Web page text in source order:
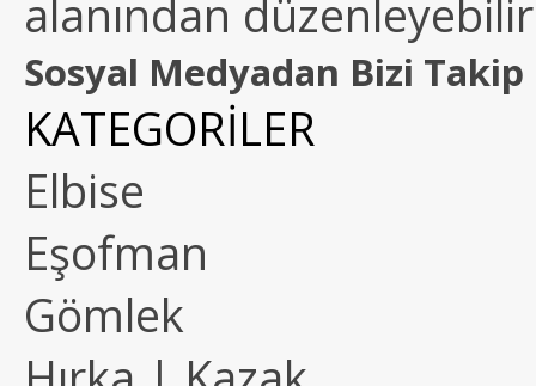
alanından
Sosyal Medyadan Bizi Takip
KATEGORİLER
Elbise
Eşofman
Gömlek